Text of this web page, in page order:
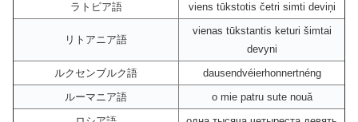
ラトビア語
viens tūkstotis četri simti deviņi
リトアニア語
vienas tūkstantis keturi šimtai
devyni
ルクセンブルク語
dausendvéierhonnertnéng
ルーマニア語
o mie patru sute nouă